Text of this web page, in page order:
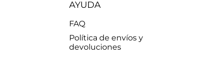
AYUDA
FAQ
Política de envíos y
devoluciones